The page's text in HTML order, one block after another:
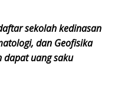
sekolah kedinasan
dan Geofisika
dapat uang saku